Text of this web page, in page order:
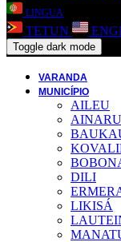
LINGUA
TETUN
Toggle dark mode
VARANDA
MUNICÍPIO
AILEU
AINARU
DILI
LIKISÁ